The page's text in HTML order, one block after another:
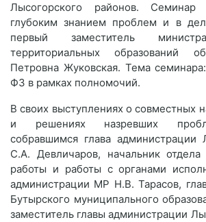
Лысогорского районов.
глубоким знанием проблем и в
первый заместитель
территориальных образований
Петровна Жуковская. Тема
ФЗ в рамках полномочий.
В своих выступлениях о совместных
и решениях назревших
собравшимся глава администрации
С.А. Девличаров, начальник отдела
работы и работы с органами
администрации МР Н.В. Тарасов,
Бутырского муниципального
заместитель главы администрации